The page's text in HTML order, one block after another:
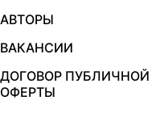
АВТОРЫ
ВАКАНСИИ
ДОГОВОР ПУБЛИЧНОЙ
ОФЕРТЫ